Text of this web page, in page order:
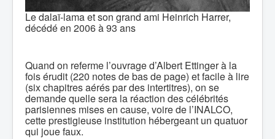
Le dalaï-lama et son grand ami Heinrich Harrer,
décédé en 2006 à 93 ans
Quand on referme l’ouvrage d’Albert Ettinger à la
fois érudit (220 notes de bas de page) et facile à lire
(six chapitres aérés par des intertitres), on se
demande quelle sera la réaction des célébrités
parisiennes mises en cause, voire de l’INALCO,
cette prestigieuse institution hébergeant un quatuor
qui joue faux.